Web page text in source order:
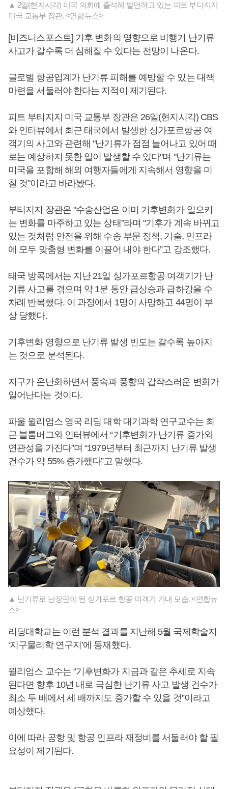
▲ 2일(현지시각) 미국 의회에 출석해 발언하고 있는 피트 부디지지
미국 교통부 장관. <연합뉴스>
[비즈니스포스트] 기후 변화의 영향으로 비행기 난기류
사고가 갈수록 더 심해질 수 있다는 전망이 나온다.
글로벌 항공업계가 난기류 피해를 예방할 수 있는 대책
마련을 서둘러야 한다는 지적이 제기된다.
피트 부티지지 미국 교통부 장관은 26일(현지시각) CBS
와 인터뷰에서 최근 태국에서 발생한 싱가포르항공 여
객기의 사고와 관련해 "난기류가 점점 늘어나고 있어 때
로는 예상하지 못한 일이 발생할 수 있다"며 "난기류는
미국을 포함해 해외 여행자들에게 지속해서 영향을 미
칠 것"이라고 바라봤다.
부티지지 장관은 "수송산업은 이미 기후변화가 일으키
는 변화를 마주하고 있는 상태”라며 "기후가 계속 바뀌고
있는 것처럼 안전을 위해 수송 부문 정책, 기술, 인프라
에 모두 맞춤형 변화를 이끌어 내야 한다”고 강조했다.
태국 방콕에서는 지난 21일 싱가포르항공 여객기가 난
기류 사고를 겪으며 약 1분 동안 급상승과 급하강을 수
차례 반복했다. 이 과정에서 1명이 사망하고 44명이 부
상 당했다.
기후변화 영향으로 난기류 발생 빈도는 갈수록 높아지
는 것으로 분석된다.
지구가 온난화하면서 풍속과 풍향의 갑작스러운 변화가
일어난다는 것이다.
파울 윌리엄스 영국 리딩 대학 대기과학 연구교수는 최
근 블룸버그와 인터뷰에서 “기후변화가 난기류 증가와
연관성을 가진다”며 “1979년부터 최근까지 난기류 발생
건수가 약 55% 증가했다”고 말했다.
▲ 난기류로 난장판이 된 싱가포르 항공 여객기 기내 모습. <연합뉴
스>
리딩대학교는 이런 분석 결과를 지난해 5월 국제학술지
‘지구물리학 연구지’에 등재했다.
윌리엄스 교수는 “기후변화가 지금과 같은 추세로 지속
된다면 향후 10년 내로 극심한 난기류 사고 발생 건수가
최소 두 배에서 세 배까지도 증가할 수 있을 것”이라고
예상했다.
이에 따라 공항 및 항공 인프라 재정비를 서둘러야 할 필
요성이 제기된다.